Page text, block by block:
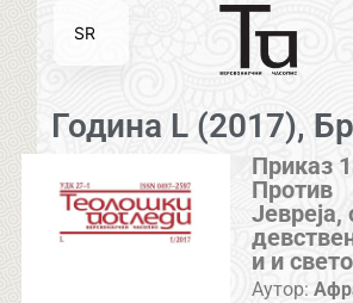
Година L (2017),
Приказ
Против
Јевреја,
и и
Аутор:
SR
EN